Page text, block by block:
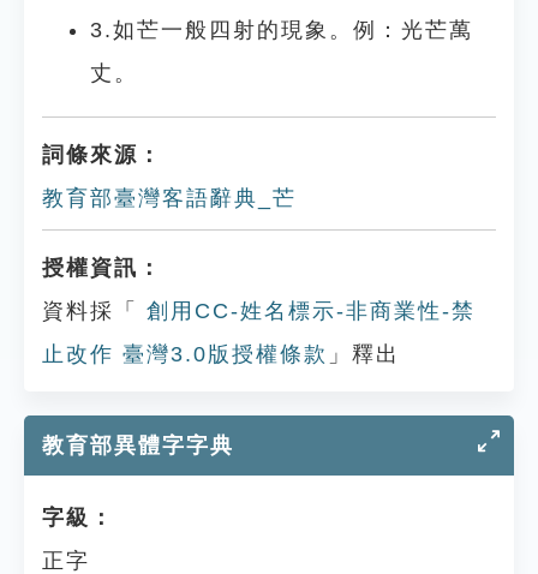
3.如芒一般四射的現象。例：光芒萬
丈。
詞條來源：
教育部臺灣客語辭典_芒
授權資訊：
資料採「
創用CC-姓名標示-非商業性-禁
止改作 臺灣3.0版授權條款 」釋出
教育部異體字字典
字級：
正字